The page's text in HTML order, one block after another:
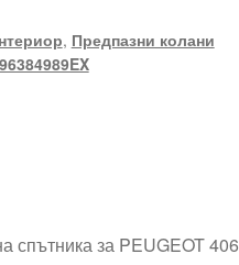
, Предпазни колани
96384989EX
спътника за PEUGEOT 406